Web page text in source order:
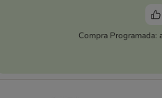
Compra Programada: